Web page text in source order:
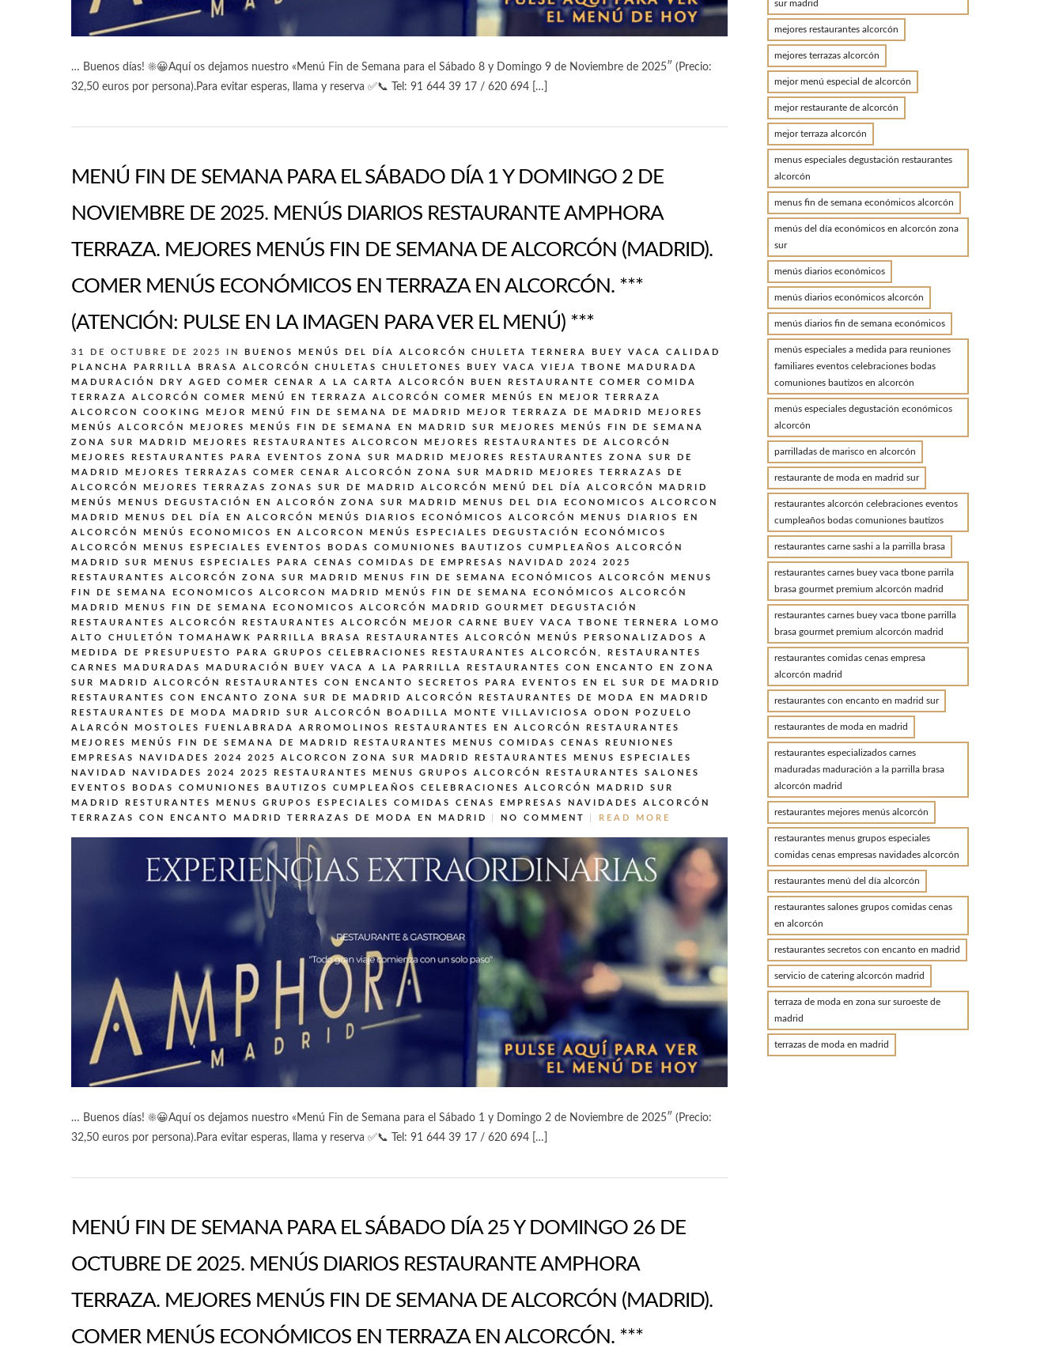
… Buenos días! ☀️😀Aquí os dejamos nuestro «Menú Fin de Semana para el Sábado 8 y Domingo 9 de Noviembre de 2025″ (Precio:
32,50 euros por persona).Para evitar esperas, llama y reserva ✅📞 Tel: 91 644 39 17 / 620 694 […]
MENÚ FIN DE SEMANA PARA EL SÁBADO DÍA 1 Y DOMINGO 2 DE
NOVIEMBRE DE 2025. MENÚS DIARIOS RESTAURANTE AMPHORA
TERRAZA. MEJORES MENÚS FIN DE SEMANA DE ALCORCÓN (MADRID).
COMER MENÚS ECONÓMICOS EN TERRAZA EN ALCORCÓN. ***
(ATENCIÓN: PULSE EN LA IMAGEN PARA VER EL MENÚ) ***
31 DE OCTUBRE DE 2025 IN BUENOS MENÚS DEL DÍA ALCORCÓN
CHULETA TERNERA BUEY VACA CALIDAD
PLANCHA PARRILLA BRASA ALCORCÓN
CHULETAS CHULETONES BUEY VACA VIEJA TBONE MADURADA
MADURACIÓN DRY AGED
COMER CENAR A LA CARTA ALCORCÓN BUEN RESTAURANTE
COMER COMIDA
TERRAZA ALCORCÓN
COMER MENÚ EN TERRAZA ALCORCÓN
COMER MENÚS EN MEJOR TERRAZA
ALCORCON
COOKING MEJOR MENÚ FIN DE SEMANA DE MADRID MEJOR TERRAZA DE MADRID
MEJORES
MENÚS ALCORCÓN
MEJORES MENÚS FIN DE SEMANA EN MADRID SUR
MEJORES MENÚS FIN DE SEMANA
ZONA SUR MADRID
MEJORES RESTAURANTES ALCORCON
MEJORES RESTAURANTES DE ALCORCÓN
MEJORES RESTAURANTES PARA EVENTOS ZONA SUR MADRID
MEJORES RESTAURANTES ZONA SUR DE
MADRID
MEJORES TERRAZAS COMER CENAR ALCORCÓN ZONA SUR MADRID
MEJORES TERRAZAS DE
ALCORCÓN
MEJORES TERRAZAS ZONAS SUR DE MADRID ALCORCÓN
MENÚ DEL DÍA ALCORCÓN MADRID
MENÚS
MENUS DEGUSTACIÓN EN ALCORÓN ZONA SUR MADRID
MENUS DEL DIA ECONOMICOS ALCORCON
MADRID
MENUS DEL DÍA EN ALCORCÓN MENÚS DIARIOS ECONÓMICOS ALCORCÓN
MENUS DIARIOS EN
ALCORCÓN
MENÚS ECONOMICOS EN ALCORCON
MENÚS ESPECIALES DEGUSTACIÓN ECONÓMICOS
ALCORCÓN
MENUS ESPECIALES EVENTOS BODAS COMUNIONES BAUTIZOS CUMPLEAÑOS ALCORCÓN
MADRID SUR
MENUS ESPECIALES PARA CENAS COMIDAS DE EMPRESAS NAVIDAD 2024 2025
RESTAURANTES ALCORCÓN ZONA SUR MADRID
MENUS FIN DE SEMANA ECONÓMICOS ALCORCÓN
MENUS
FIN DE SEMANA ECONOMICOS ALCORCON MADRID
MENÚS FIN DE SEMANA ECONÓMICOS ALCORCÓN
MADRID
MENUS FIN DE SEMANA ECONOMICOS ALCORCÓN MADRID GOURMET DEGUSTACIÓN
RESTAURANTES ALCORCÓN
RESTAURANTES ALCORCÓN MEJOR CARNE BUEY VACA TBONE TERNERA LOMO
ALTO CHULETÓN TOMAHAWK PARRILLA BRASA
RESTAURANTES ALCORCÓN MENÚS PERSONALIZADOS A
MEDIDA DE PRESUPUESTO PARA GRUPOS CELEBRACIONES
RESTAURANTES ALCORCÓN,
RESTAURANTES
CARNES MADURADAS MADURACIÓN BUEY VACA A LA PARRILLA
RESTAURANTES CON ENCANTO EN ZONA
SUR MADRID ALCORCÓN
RESTAURANTES CON ENCANTO SECRETOS PARA EVENTOS EN EL SUR DE MADRID
RESTAURANTES CON ENCANTO ZONA SUR DE MADRID ALCORCÓN
RESTAURANTES DE MODA EN MADRID
RESTAURANTES DE MODA MADRID SUR ALCORCÓN BOADILLA MONTE VILLAVICIOSA ODON POZUELO
ALARCÓN MOSTOLES FUENLABRADA ARROMOLINOS
RESTAURANTES EN ALCORCÓN
RESTAURANTES
MEJORES MENÚS FIN DE SEMANA DE MADRID
RESTAURANTES MENUS COMIDAS CENAS REUNIONES
EMPRESAS NAVIDADES 2024 2025 ALCORCON ZONA SUR MADRID
RESTAURANTES MENUS ESPECIALES
NAVIDAD NAVIDADES 2024 2025
RESTAURANTES MENUS GRUPOS ALCORCÓN
RESTAURANTES SALONES
EVENTOS BODAS COMUNIONES BAUTIZOS CUMPLEAÑOS CELEBRACIONES ALCORCÓN MADRID SUR
MADRID
RESTURANTES MENUS GRUPOS ESPECIALES COMIDAS CENAS EMPRESAS NAVIDADES ALCORCÓN
TERRAZAS CON ENCANTO MADRID
TERRAZAS DE MODA EN MADRID NO COMMENT READ MORE
… Buenos días! ☀️😀Aquí os dejamos nuestro «Menú Fin de Semana para el Sábado 1 y Domingo 2 de Noviembre de 2025″ (Precio:
32,50 euros por persona).Para evitar esperas, llama y reserva ✅📞 Tel: 91 644 39 17 / 620 694 […]
MENÚ FIN DE SEMANA PARA EL SÁBADO DÍA 25 Y DOMINGO 26 DE
OCTUBRE DE 2025. MENÚS DIARIOS RESTAURANTE AMPHORA
TERRAZA. MEJORES MENÚS FIN DE SEMANA DE ALCORCÓN (MADRID).
COMER MENÚS ECONÓMICOS EN TERRAZA EN ALCORCÓN. ***
sur madrid
mejores restaurantes alcorcón
mejores terrazas alcorcón
mejor menú especial de alcorcón
mejor restaurante de alcorcón
mejor terraza alcorcón
menus especiales degustación restaurantes
alcorcón
menus fin de semana económicos alcorcón
menús del día económicos en alcorcón zona
sur
menús diarios económicos
menús diarios económicos alcorcón
menús diarios fin de semana económicos
menús especiales a medida para reuniones
familiares eventos celebraciones bodas
comuniones bautizos en alcorcón
menús especiales degustación económicos
alcorcón
parrilladas de marisco en alcorcón
restaurante de moda en madrid sur
restaurantes alcorcón celebraciones eventos
cumpleaños bodas comuniones bautizos
restaurantes carne sashi a la parrilla brasa
restaurantes carnes buey vaca tbone parrila
brasa gourmet premium alcorcón madrid
restaurantes carnes buey vaca tbone parrilla
brasa gourmet premium alcorcón madrid
restaurantes comidas cenas empresa
alcorcón madrid
restaurantes con encanto en madrid sur
restaurantes de moda en madrid
restaurantes especializados carnes
maduradas maduración a la parrilla brasa
alcorcón madrid
restaurantes mejores menús alcorcón
restaurantes menus grupos especiales
comidas cenas empresas navidades alcorcón
restaurantes menú del día alcorcón
restaurantes salones grupos comidas cenas
en alcorcón
restaurantes secretos con encanto en madrid
servicio de catering alcorcón madrid
terraza de moda en zona sur suroeste de
madrid
terrazas de moda en madrid